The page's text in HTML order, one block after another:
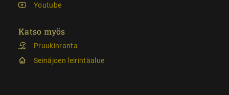
Youtube
Katso myös
Pruukinranta
Seinäjoen leirintäalue